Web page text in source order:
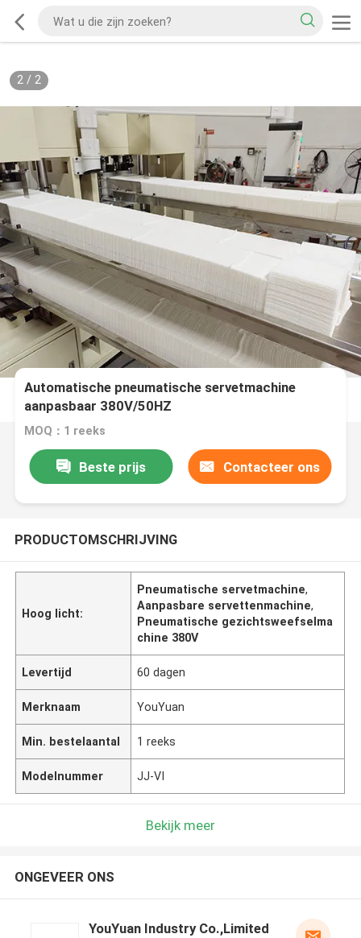
2/ 2
Automatische pneumatische servetmachine
aanpasbaar 380V/50HZ
MOQ：1 reeks
Beste prijs Contacteer ons
PRODUCTOMSCHRIJVING
Hoog licht:
Pneumatische servetmachine,
Aanpasbare servettenmachine,
Pneumatische gezichtsweefselma
chine 380V
Levertijd 60 dagen
Merknaam YouYuan
Min. bestelaantal 1 reeks
Modelnummer JJ-VI
Bekijk meer
ONGEVEER ONS
YouYuan Industry Co.,Limited